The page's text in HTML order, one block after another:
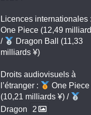
Licences internationales :
One Piece (12,49
/
Dragon Ball (11,33
milliards ¥)
Droits audiovisuels à
l’étranger :
One Piece
(10,21 milliards ¥) /
Dragon
2